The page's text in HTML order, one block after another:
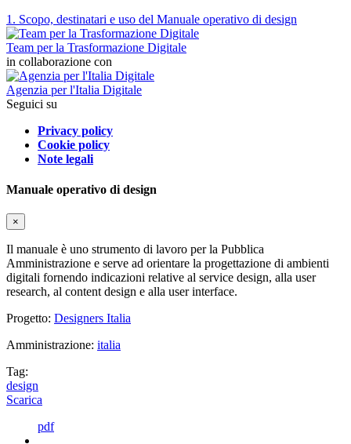
1. Scopo, destinatari e uso del Manuale operativo di design
Team per la Trasformazione Digitale
in collaborazione con
Agenzia per l'Italia Digitale
Seguici su
Privacy policy
Cookie policy
Note legali
Manuale operativo di design
×
Il manuale è uno strumento di lavoro per la Pubblica
Amministrazione e serve ad orientare la progettazione di ambienti
digitali fornendo indicazioni relative al service design, alla user
research, al content design e alla user interface.
Progetto: Designers Italia
Amministrazione: italia
Tag:
design
Scarica
pdf